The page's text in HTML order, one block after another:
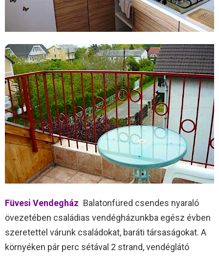
Füvesi Vendegház Balatonfüred csendes nyaraló
övezetében családias vendégházunkba egész évben
szeretettel várunk családokat, baráti társaságokat. A
környéken pár perc sétával 2 strand, vendéglátó